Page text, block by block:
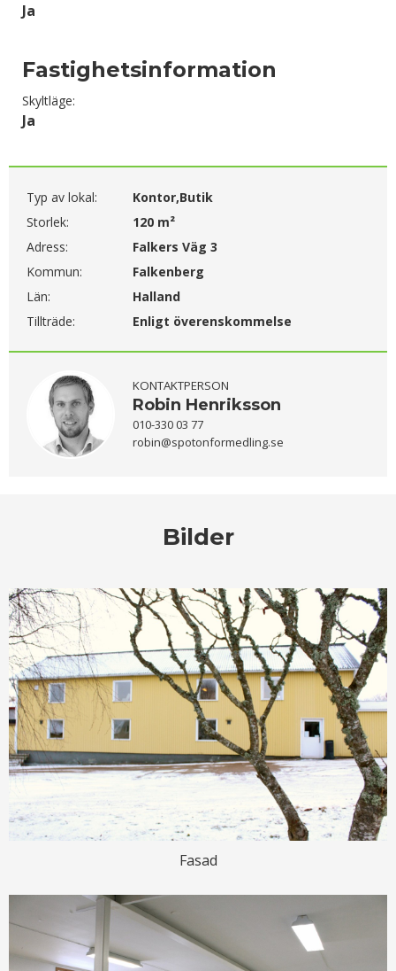
Ja
Fastighetsinformation
Skyltläge:
Ja
Typ av lokal:
Kontor,Butik
Storlek:
120 m²
Adress:
Falkers Väg 3
Kommun:
Falkenberg
Län:
Halland
Tillträde:
Enligt överenskommelse
KONTAKTPERSON
Robin Henriksson
010-330 03 77
robin@spotonformedling.se
Bilder
Fasad